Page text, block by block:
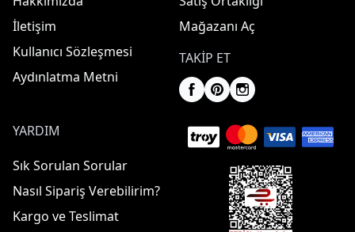
İletişim
Kullanıcı Sözleşmesi
Aydınlatma Metni
Mağazanı Aç
TAKIP ET
YARDIM
Sık Sorulan Sorular
Nasıl Sipariş Verebilirim?
Kargo ve Teslimat